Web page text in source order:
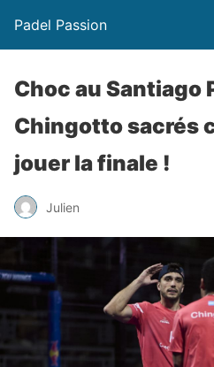
Padel Passion
Choc au Santiago
Chingotto sacrés
jouer la finale !
Julien